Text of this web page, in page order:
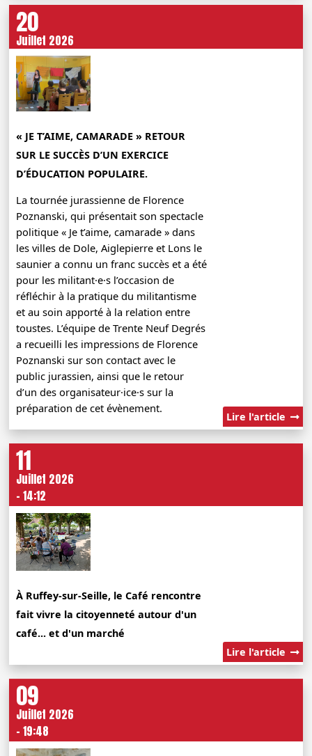
20
Juillet 2026
« JE T’AIME, CAMARADE » RETOUR
SUR LE SUCCÈS D’UN EXERCICE
D’ÉDUCATION POPULAIRE.
La tournée jurassienne de Florence
Poznanski, qui présentait son spectacle
politique « Je t’aime, camarade » dans
les villes de Dole, Aiglepierre et Lons le
saunier a connu un franc succès et a été
pour les militant·e·s l’occasion de
réfléchir à la pratique du militantisme
et au soin apporté à la relation entre
toustes. L’équipe de Trente Neuf Degrés
a recueilli les impressions de Florence
Poznanski sur son contact avec le
public jurassien, ainsi que le retour
d’un des organisateur·ice·s sur la
préparation de cet évènement.
Lire l'article
11
Juillet 2026
- 14:12
À Ruffey-sur-Seille, le Café rencontre
fait vivre la citoyenneté autour d'un
café... et d'un marché
Lire l'article
09
Juillet 2026
- 19:48